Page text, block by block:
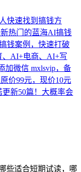
快速找到搞钱方
热门的蓝海AI搞钱
钱案例，快速打破
AI+电商、AI+写
加微信 mxlsvip，备
价99元，现价10元
新50篇！大概率会
些适合短期试读，哪